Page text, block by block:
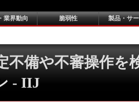
業界動向 脆弱性 製品・サ
不備や不審操作を
- IIJ